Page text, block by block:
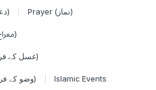
Duas (دعا) Prayer (نماز)
Miraj-un-Nabi (معراج النبی ﷺ)
Ghusl Obligations (غسل کے فرائض)
Wudu Obligations (وضو کے فرائض) Islamic Events